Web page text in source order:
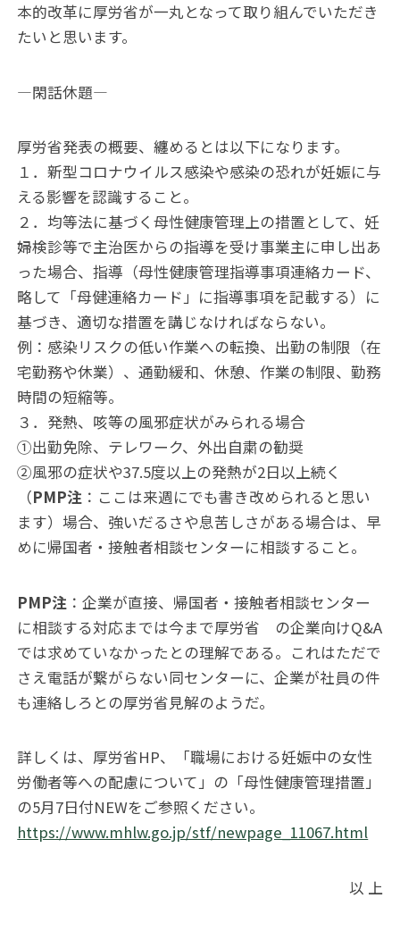
本的改革に厚労省が一丸となって取り組んでいただき
たいと思います。
―閑話休題―
厚労省発表の概要、纏めるとは以下になります。
１．新型コロナウイルス感染や感染の恐れが妊娠に与
える影響を認識すること。
２．均等法に基づく母性健康管理上の措置として、妊
婦検診等で主治医からの指導を受け事業主に申し出あ
った場合、指導（母性健康管理指導事項連絡カード、
略して「母健連絡カード」に指導事項を記載する）に
基づき、適切な措置を講じなければならない。
例：感染リスクの低い作業への転換、出勤の制限（在
宅勤務や休業）、通勤緩和、休憩、作業の制限、勤務
時間の短縮等。
３．発熱、咳等の風邪症状がみられる場合
①出勤免除、テレワーク、外出自粛の勧奨
②風邪の症状や37.5度以上の発熱が2日以上続く
（PMP注 ：ここは来週にでも書き改められると思い
ます）場合、強いだるさや息苦しさがある場合は、早
めに帰国者・接触者相談センターに相談すること。
PMP注 ：企業が直接、帰国者・接触者相談センター
に相談する対応までは今まで厚労省 の企業向けQ&A
では求めていなかったとの理解である。これはただで
さえ電話が繋がらない同センターに、企業が社員の件
も連絡しろとの厚労省見解のようだ。
詳しくは、厚労省HP、「職場における妊娠中の女性
労働者等への配慮について」の「母性健康管理措置」
の5月7日付NEWをご参照ください。
https://www.mhlw.go.jp/stf/newpage_11067.html
以 上